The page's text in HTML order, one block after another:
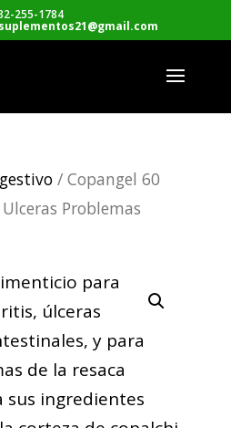
255-1784
/ Copangel 60
Problemas